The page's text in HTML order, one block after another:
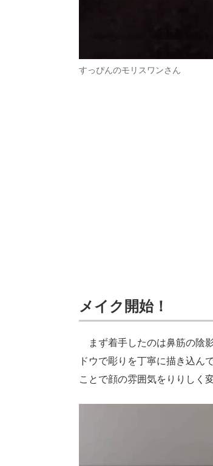
すっぴんのモリスワンさん
メイク開始！
まず着手したのは鼻筋の陰
ドウで彫りを丁寧に描き込ん
ことで顔の雰囲気をりりしく変